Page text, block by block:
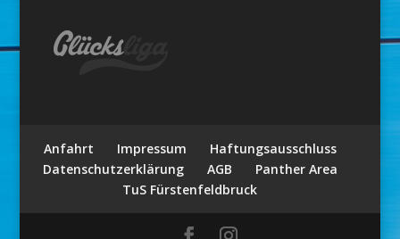
Anfahrt Impressum
Haftungsausschluss
Datenschutzerklärung
AGB
Panther Area
TuS Fürstenfeldbruck